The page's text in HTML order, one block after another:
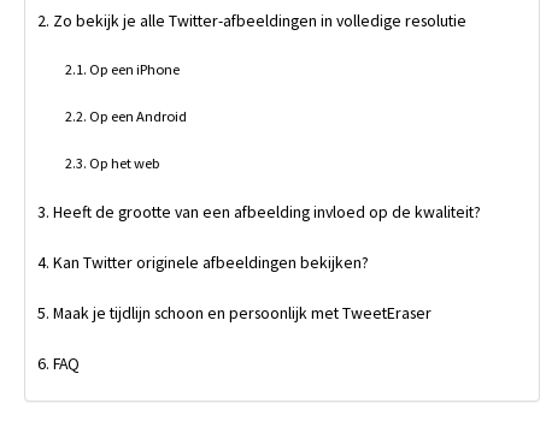
Zo bekijk je alle Twitter-afbeeldingen in volledige resolutie
Op een iPhone
Op een Android
Op het web
Heeft de grootte van een afbeelding invloed op de kwaliteit?
Kan Twitter originele afbeeldingen bekijken?
Maak je tijdlijn schoon en persoonlijk met TweetEraser
FAQ